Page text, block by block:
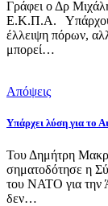
Γράφει ο Δρ
Ε.Κ.Π.Α. Υπάρχουν
έλλειψη πόρων,
μπορεί…
Απόψεις
Υπάρχει λύση για το
Του Δημήτρη
σηματοδότησε η
του ΝΑΤΟ για την
δεν…